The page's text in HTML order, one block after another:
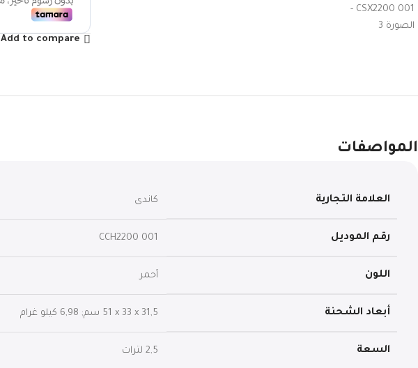
Add to compare
المواصفات
العلامة التجارية
رقم الموديل ‎CCH2200 001
اللون
أبعاد الشحنة ‎51 x 33 x 31,5 سم; 6,98 كيلو غرام
السعة ‎2,5 لترات